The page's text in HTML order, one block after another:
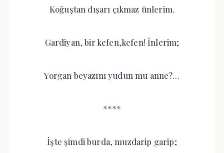
Koğuştan dışarı çıkmaz ünlerim.
Gardiyan, bir kefen,kefen! İnlerim;
Yorgan beyazını yudun mu anne?…
****
İşte şimdi burda, muzdarip garip;